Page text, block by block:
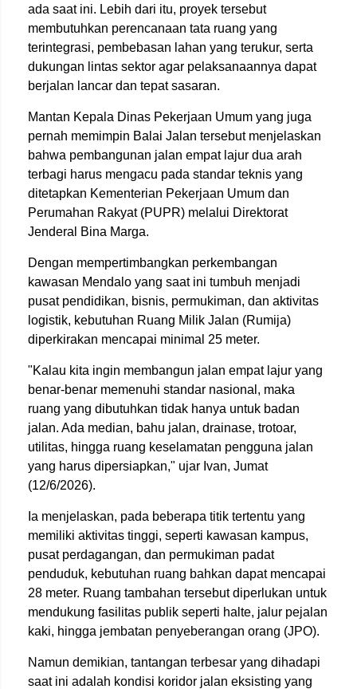
ada saat ini. Lebih dari itu, proyek tersebut
membutuhkan perencanaan tata ruang yang
terintegrasi, pembebasan lahan yang terukur, serta
dukungan lintas sektor agar pelaksanaannya dapat
berjalan lancar dan tepat sasaran.
Mantan Kepala Dinas Pekerjaan Umum yang juga
pernah memimpin Balai Jalan tersebut menjelaskan
bahwa pembangunan jalan empat lajur dua arah
terbagi harus mengacu pada standar teknis yang
ditetapkan Kementerian Pekerjaan Umum dan
Perumahan Rakyat (PUPR) melalui Direktorat
Jenderal Bina Marga.
Dengan mempertimbangkan perkembangan
kawasan Mendalo yang saat ini tumbuh menjadi
pusat pendidikan, bisnis, permukiman, dan aktivitas
logistik, kebutuhan Ruang Milik Jalan (Rumija)
diperkirakan mencapai minimal 25 meter.
"Kalau kita ingin membangun jalan empat lajur yang
benar-benar memenuhi standar nasional, maka
ruang yang dibutuhkan tidak hanya untuk badan
jalan. Ada median, bahu jalan, drainase, trotoar,
utilitas, hingga ruang keselamatan pengguna jalan
yang harus dipersiapkan," ujar Ivan, Jumat
(12/6/2026).
Ia menjelaskan, pada beberapa titik tertentu yang
memiliki aktivitas tinggi, seperti kawasan kampus,
pusat perdagangan, dan permukiman padat
penduduk, kebutuhan ruang bahkan dapat mencapai
28 meter. Ruang tambahan tersebut diperlukan untuk
mendukung fasilitas publik seperti halte, jalur pejalan
kaki, hingga jembatan penyeberangan orang (JPO).
Namun demikian, tantangan terbesar yang dihadapi
saat ini adalah kondisi koridor jalan eksisting yang